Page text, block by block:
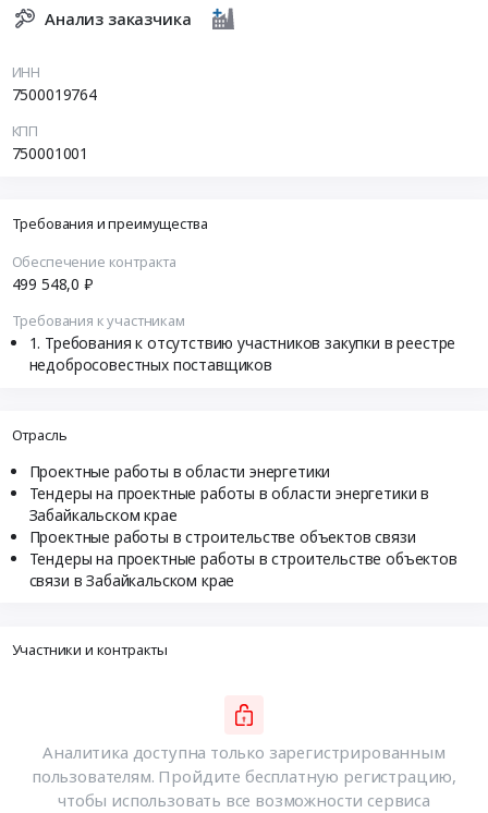
Анализ заказчика
ИНН
7500019764
КПП
750001001
Требования и преимущества
Обеспечение контракта
499 548,0 ₽
Требования к участникам
Требования к отсутствию участников закупки в реестре
недобросовестных поставщиков
Отрасль
Проектные работы в области энергетики
Тендеры на проектные работы в области энергетики в
Забайкальском крае
Проектные работы в строительстве объектов связи
Тендеры на проектные работы в строительстве объектов
связи в Забайкальском крае
Участники и контракты
Аналитика доступна только зарегистрированным
пользователям. Пройдите бесплатную регистрацию,
чтобы использовать все возможности сервиса